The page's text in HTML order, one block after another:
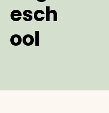
esch
ool